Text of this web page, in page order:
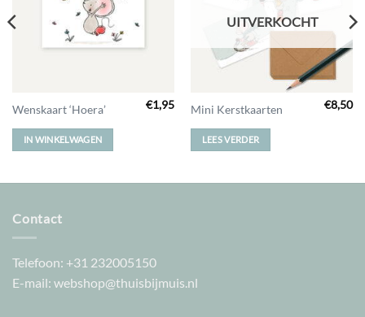
Wenskaart ‘Hoera’ €1,95
IN WINKELWAGEN
UITVERKOCHT
Mini Kerstkaarten €8,50
LEES VERDER
Contact
Telefoon: +31 232005150
E-mail: webshop@thuisbijmuis.nl